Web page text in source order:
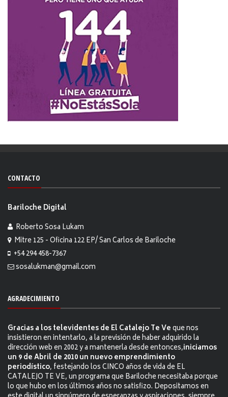
CONTACTO
Bariloche Digital
Roberto Sosa Lukam
Mitre 125 - Oficina 122 EP/ San Carlos de Bariloche
+54 294 458-7367
sosalukman@gmail.com
AGRADECIMIENTO
Gracias a los televidentes de El Catalejo Te Veque nos
insistieron en intentarlo, a la previsión de haber adquirido la
dirección web en 2002 y a mantenerla desde entonces,iniciamos
un 9 de Abril de 2010 un nuevo emprendimiento
periodístico, festejando los CINCO años de vida de EL
CATALEJO TE VE, un programa que Bariloche necesitaba porque
lo que hubo en los últimos años no satisfizo. Depositamos en